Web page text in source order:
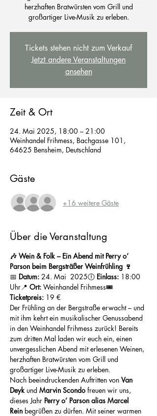
herzhaften Bratwürsten vom Grill und
großartiger Live-Musik zu erleben.
Tickets stehen nicht zum Verkauf
Jetzt andere Veranstaltungen
ansehen
Zeit & Ort
24. Mai 2025, 18:00 – 21:00
Weinhandel Frihmess, Bachgasse 101,
64625 Bensheim, Deutschland
Gäste
+16 weitere Gäste
Über die Veranstaltung
🎶 Wein & Folk – Ein Abend mit Perry o’
Parson beim Bergsträßer Weinfrühling 🍷
📅 Datum: 24. Mai  2025🕕 Einlass: 18:00
Uhr📍 Ort: Weinhandel Frihmess🎟
Ticketpreis: 19 €
Der Frühling an der Bergstraße erwacht – und
mit ihm kehrt ein musikalischer Genussabend
in den Weinhandel Frihmess zurück! Bereits
zum dritten Mal laden wir euch ein, einen
unvergesslichen Abend mit erlesenen Weinen,
herzhaften Bratwürsten vom Grill und
großartiger Live-Musik zu erleben.
Nach beeindruckenden Auftritten von Van
Deyk und Marvin Scondo freuen wir uns,
dieses Jahr Perry o’ Parson alias Marcel
Rein begrüßen zu dürfen. Mit seiner warmen